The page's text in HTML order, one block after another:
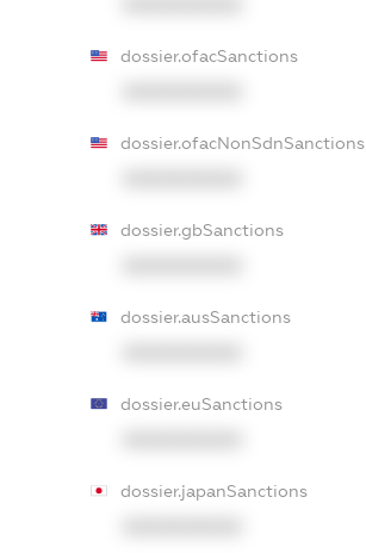
dossier.ofacSanctions
dossier.ofacNonSdnSanctions
dossier.gbSanctions
dossier.ausSanctions
dossier.euSanctions
dossier.japanSanctions